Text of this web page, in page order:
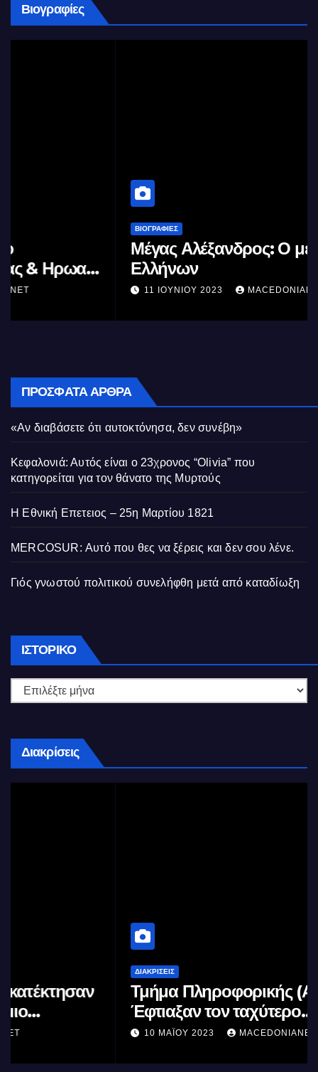
Βιογραφίες
Μέγας Αλέξανδρος: Ο μέγιστος των
Ελλήνων
MACEDONIANET
ΠΡΌΣΦΑΤΑ ΆΡΘΡΑ
«Αν διαβάσετε ότι αυτοκτόνησα, δεν συνέβη»
Κεφαλονιά: Αυτός είναι ο 23χρονος “Olivia” που
κατηγορείται για τον θάνατο της Μυρτούς
Η Εθνική Επετειος – 25η Μαρτίου 1821
MERCOSUR: Αυτό που θες να ξέρεις και δεν σου λένε.
Γιός γνωστού πολιτικού συνελήφθη μετά από καταδίωξη
ΙΣΤΟΡΙΚΌ Ιστορικό
Διακρίσεις
Τμήμα Πληροφορικής (ΑΠΘ) :
Έφτιαξαν τον ταχύτερο
επεξεργαστή AI στον κόσμο με τη
MACEDONIANET